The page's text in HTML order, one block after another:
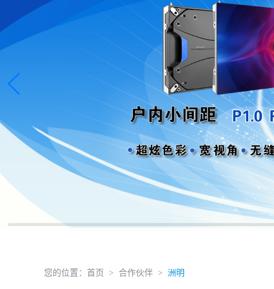
您的位置： 首页 合作伙伴 洲明